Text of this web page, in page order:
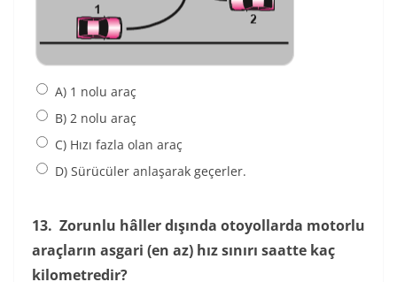
A) 1 nolu araç
B) 2 nolu araç
C) Hızı fazla olan araç
D) Sürücüler anlaşarak geçerler.
13. Zorunlu hâller dışında otoyollarda motorlu
araçların asgari (en az) hız sınırı saatte kaç
kilometredir?